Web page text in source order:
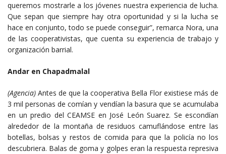
queremos mostrarle a los jóvenes nuestra experiencia de lucha.
Que sepan que siempre hay otra oportunidad y si la lucha se
hace en conjunto, todo se puede conseguir”, remarca Nora, una
de las cooperativistas, que cuenta su experiencia de trabajo y
organización barrial.
Andar en Chapadmalal
(Agencia) Antes de que la cooperativa Bella Flor existiese más de
3 mil personas de comían y vendían la basura que se acumulaba
en un predio del CEAMSE en José León Suarez. Se escondían
alrededor de la montaña de residuos camuflándose entre las
botellas, bolsas y restos de comida para que la policía no los
descubriera. Balas de goma y golpes eran la respuesta represiva